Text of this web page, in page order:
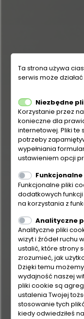
Ta strona używa
serwis może
Niezbędne
Korzystanie przez
konieczne dla
internetowej. Pliki
potrzeby
wypełniania
ustawieniem opcji
Funkcjonalne pliki
dodatkowych
na korzystania z
Analityczne
Analityczne pliki
wizyt i źródeł ruchu
ustalić, które strony
zrozumieć, jak
Dzięki temu
wydajność naszej
pliki cookie są
ustalenia Twojej
stosowanie tych
kiedy odwiedziłeś